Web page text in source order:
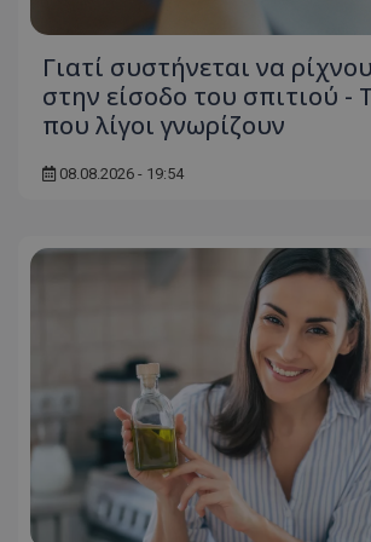
Γιατί συστήνεται να
στην είσοδο του σπιτιού -
που λίγοι γνωρίζουν
08.08.2026 - 19:54
ASP.NET_SessionId
VISITOR_PRIVACY_METADATA